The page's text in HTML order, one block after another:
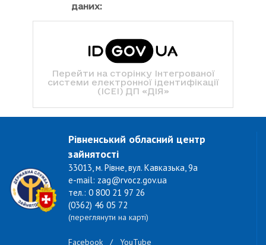
даних:
Перейти на сторінку Інтегрованої
системи електронної ідентифікації
(ІСЕІ) ДП «ДІЯ»
Рівненський обласний центр
зайнятості
33013, м. Рівне, вул. Кавказька, 9а
e-mail: zag@rvocz.gov.ua
тел.: 0 800 21 97 26
(0362) 46 05 72
(переглянути на карті)
Facebook / YouTube